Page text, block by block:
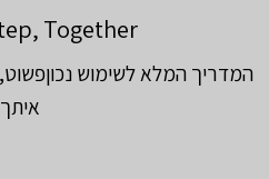
Together
המדריך המלא לשימוש
איתך